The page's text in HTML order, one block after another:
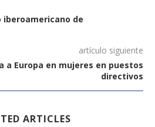
iberoamericano de
artículo siguiente
a Europa en mujeres en puestos
directivos
ARTICLES